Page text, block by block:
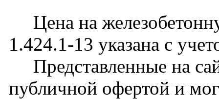
Цена на
1.424.1-13 указана с
Представленные на
публичной офертой и